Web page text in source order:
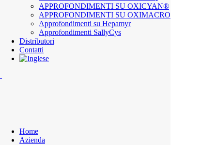
APPROFONDIMENTI SU OXICYAN®
APPROFONDIMENTI SU OXIMACRO
Approfondimenti su Hepamyr
Approfondimenti SallyCys
Distributori
Contatti
Home
Azienda